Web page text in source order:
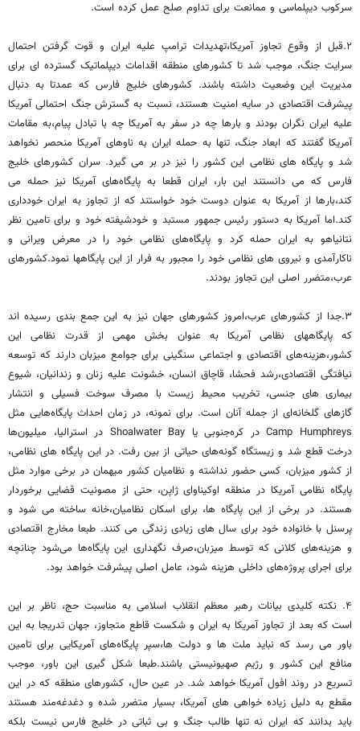
سرکوب دیپلماسی و ممانعت برای تداوم صلح عمل کرده است.
۲.قبل از وقوع تجاوز آمریکا،تهدیدات ترامپ علیه ایران و قوت گرفتن احتمال
سرایت جنگ، موجب شد تا کشورهای منطقه اقدامات دیپلماتیک گسترده ای برای
مدیریت این وضعیت داشته باشند. کشورهای خلیج فارس که عمدتا به دنبال
پیشرفت اقتصادی در سایه امنیت هستند، نسبت به گسترش جنگ احتمالی آمریکا
علیه ایران نگران بودند و بارها چه در سفر به آمریکا چه با تبادل پیام،به مقامات
آمریکا گفتند که ابعاد جنگ، تنها به حمله ایران به ناوهای آمریکا منحصر نخواهد
شد و پایگاه های نظامی این کشور را نیز در بر می گیرد. سران کشورهای خلیج
فارس که می دانستند این بار، ایران قطعا به پایگاه‌های آمریکا نیز حمله می
کند،بارها از آمریکا به عنوان دوست خود خواستند که از تجاوز به ایران خودداری
کند.اما آمریکا به دستور رئیس جمهور مستبد و خودشیفته خود و برای تامین نظر
نتانیاهو به ایران حمله کرد و پایگاه‌های نظامی خود را در معرض ویرانی و
ناکارآمدی و نیروی های نظامی خود را مجبور به فرار از این پایگاهها نمود.کشورهای
عرب،متضرر اصلی این تجاوز بودند.
۳.جدا از کشورهای عرب،امروز کشورهای جهان نیز به این جمع بندی رسیده اند
که پایگاههای نظامی آمریکا به عنوان بخش مهمی از قدرت نظامی این
کشور،هزینه‌های اقتصادی و اجتماعی سنگینی برای جوامع میزبان دارند که توسعه
نیافتگی اقتصادی،رشد فحشا، قاچاق انسان، خشونت علیه زنان و زندانیان، شیوع
بیماری های جنسی، تخریب محیط زیست با مصرف‌ سوخت فسیلی و انتشار
گازهای گلخانه‌ای از جمله آنان است. برای نمونه، در زمان احداث پایگاه‌هایی مثل
Camp Humphreys در کره‌جنوبی یا Shoalwater Bay در استرالیا، میلیون‌ها
درخت قطع شد و زیستگاه گونه‌های حیاتی از بین رفت. در این پایگاه های نظامی،
از کشور میزبان، کسی حضور نداشته و نظامیان کشور میهمان در برخی موارد مثل
پایگاه نظامی آمریکا در منطقه اوکیناوای ژاپن، حتی از مصونیت قضایی برخوردار
هستند. در برخی از این پایگاه ها، برای اسکان نظامیان،خانه ساخته می شود و
پرسنل با خانواده خود برای سال های زیادی زندگی می کنند. طبعا مخارج اقتصادی
و هزینه‌های کلانی که توسط میزبان،صرف نگهداری این پایگاه‌ها می‌شود چنانچه
برای اجرای پروژه‌های داخلی هزینه شود، عامل اصلی پیشرفت خواهد بود.
۴. نکته کلیدی بیانات رهبر معظم انقلاب اسلامی به مناسبت حج، ناظر بر این
است که بعد از تجاوز آمریکا به ایران و شکست قاطع متجاوز، جهان تدریجا به این
باور می رسد که نباید ملت ها و دولت ها،سپر پایگاه‌های آمریکایی برای تامین
منافع این کشور و رژیم صهیونیستی باشند.طبعا شکل گیری این باور، موجب
تسریع در روند افول آمریکا خواهد شد. در عین حال، کشورهای منطقه که در این
مقطع به دلیل زیاده خواهی های آمریکا، بسیار متضرر شده و دغدغه‌مند هستند
باید بدانند که ایران نه تنها طالب جنگ و بی ثباتی در خلیج فارس نیست بلکه